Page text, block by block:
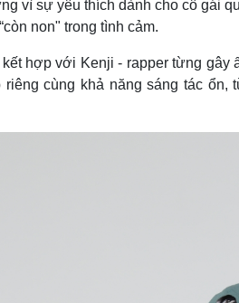
vì sự yêu thích dành cho cô gái
non" trong tình cảm.
hợp với Kenji - rapper từng gây
cùng khả năng sáng tác